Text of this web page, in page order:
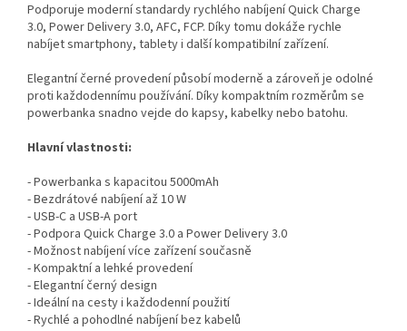
Podporuje moderní standardy rychlého nabíjení Quick Charge
3.0, Power Delivery 3.0, AFC, FCP. Díky tomu dokáže rychle
nabíjet smartphony, tablety i další kompatibilní zařízení.
Elegantní černé provedení působí moderně a zároveň je odolné
proti každodennímu používání. Díky kompaktním rozměrům se
powerbanka snadno vejde do kapsy, kabelky nebo batohu.
Hlavní vlastnosti:
- Powerbanka s kapacitou 5000mAh
- Bezdrátové nabíjení až 10 W
- USB-C a USB-A port
- Podpora Quick Charge 3.0 a Power Delivery 3.0
- Možnost nabíjení více zařízení současně
- Kompaktní a lehké provedení
- Elegantní černý design
- Ideální na cesty i každodenní použití
- Rychlé a pohodlné nabíjení bez kabelů